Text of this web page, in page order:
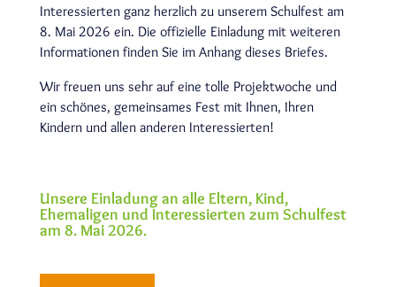
Interessierten ganz herzlich zu unserem Schulfest am
8. Mai 2026 ein. Die offizielle Einladung mit weiteren
Informationen finden Sie im Anhang dieses Briefes.
Wir freuen uns sehr auf eine tolle Projektwoche und
ein schönes, gemeinsames Fest mit Ihnen, Ihren
Kindern und allen anderen Interessierten!
Unsere Einladung an alle Eltern, Kind,
Ehemaligen und Interessierten zum Schulfest
am 8. Mai 2026.